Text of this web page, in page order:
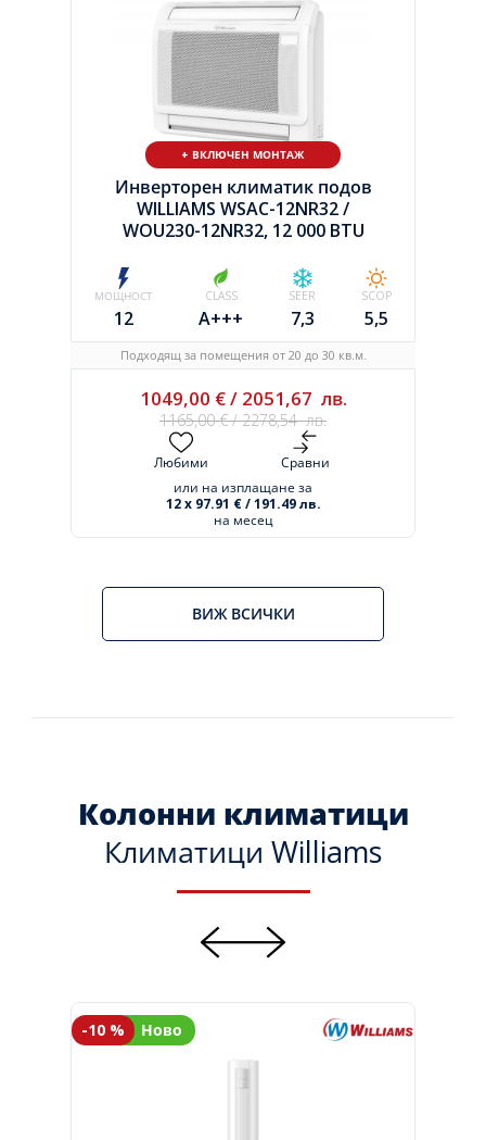
+ ВКЛЮЧЕН МОНТАЖ
Инверторен климатик подов
WILLIAMS WSAC-12NR32 /
WOU230-12NR32, 12 000 BTU
МОЩНОСТ
12
CLASS
A+++
SEER
7,3
SCOP
5,5
Подходящ за помещения от 20 до 30 кв.м.
1049,00 €/ 2051,67 лв.
1165,00€/2278,54лв.
Любими
Сравни
или на изплащане за
12 x 97.91 € / 191.49 лв.
на месец
ВИЖ ВСИЧКИ
Колонни климатици
Климатици Williams
-10 % Ново